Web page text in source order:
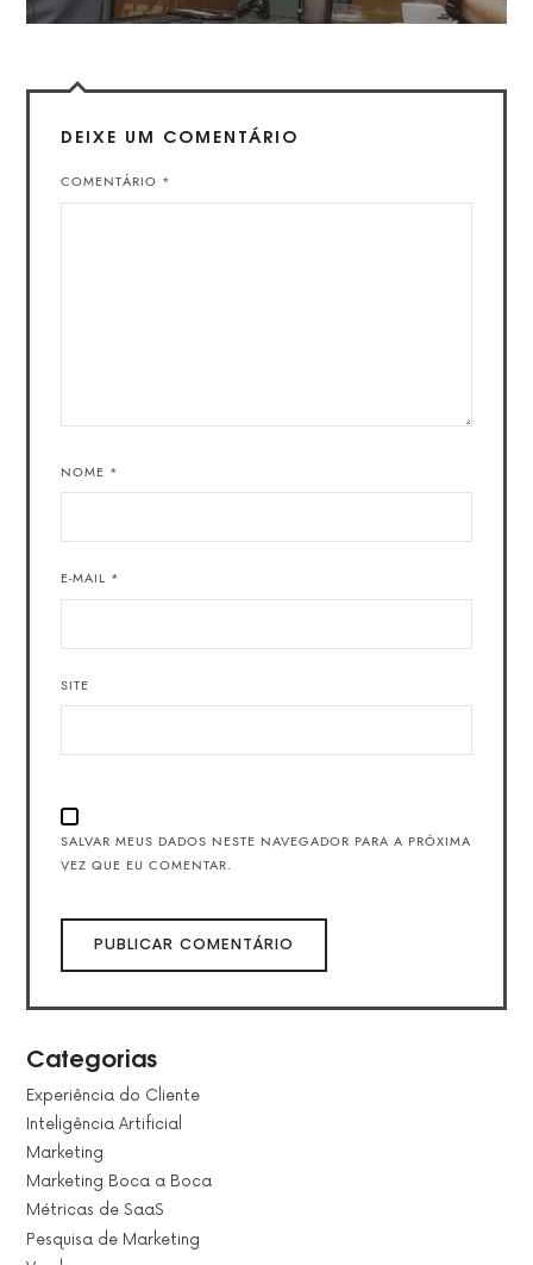
DEIXE UM COMENTÁRIO
COMENTÁRIO *
NOME *
E-MAIL *
SITE
SALVAR MEUS DADOS NESTE NAVEGADOR PARA A PRÓXIMA
VEZ QUE EU COMENTAR.
Categorias
Experiência do Cliente
Inteligência Artificial
Marketing
Marketing Boca a Boca
Métricas de SaaS
Pesquisa de Marketing